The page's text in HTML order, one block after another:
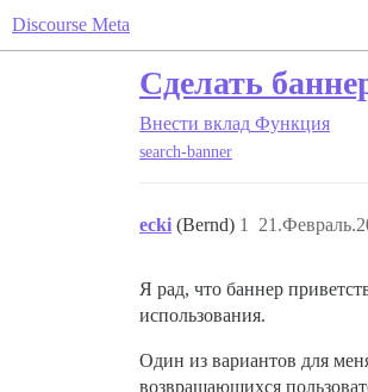
Discourse Meta
Сделать
Внести вклад Функция
search-banner
ecki (Bernd) 1
Я рад, что баннер
использования.
Один из вариантов для
возвращающихся